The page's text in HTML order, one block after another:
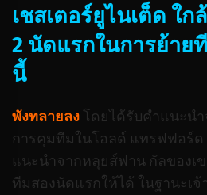
เชสเตอร์ยูไนเต็ด ใ
2 นัดแรกในการย้าย
นี้
พังทลายลง โดยได้รับคําแนะนํ
การคุมทีมในโอลด์ แทรฟฟอร์ด
แนะนําจากหลุยส์ฟาน กัลของเข
ทีมสองนัดแรกให้ได้ ในฐานะเ